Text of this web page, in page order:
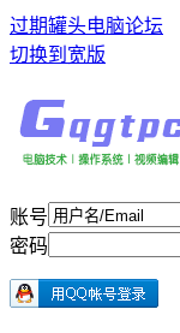
过期罐头电脑论坛
切换到宽版
账号
密码